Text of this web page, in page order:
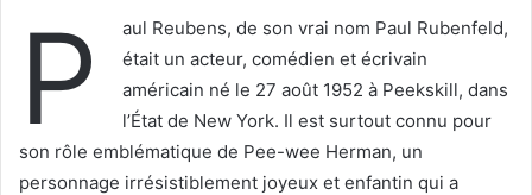
l
P
aul Reubens, de son vrai nom Paul Rubenfeld,
était un acteur, comédien et écrivain
américain né le 27 août 1952 à Peekskill, dans
l’État de New York. Il est surtout connu pour
son rôle emblématique de Pee-wee Herman, un
personnage irrésistiblement joyeux et enfantin qui a